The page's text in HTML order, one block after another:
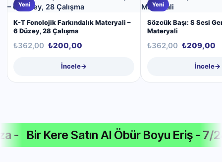
Yeni
K-T Fonolojik Farkındalık Materyali –
6 Düzey, 28 Çalışma
₺362,00 ₺200,00
İncele→
Yeni
Sözcük Başı: S Sesi
Materyali
₺362,00 ₺209,00
İncele→
Kere Satın Al Öbür Boyu Eriş - 7/24